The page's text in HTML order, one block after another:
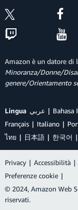
Amazon è un datore di
Minoranza/Donne/
genere/Orientamento
Lingua عربي Bahasa
Français
Italiano
ไทย
日本語 한국어
Privacy | Accessibilità |
Preferenze cookie |
© 2024, Amazon Web
riservati.